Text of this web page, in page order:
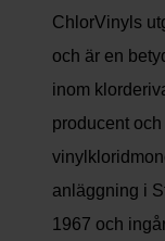
ChlorVinyls
och är en
inom
producent
anläggning i
1967 och